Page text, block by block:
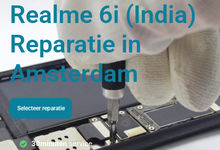
Realme 6i (India)
Reparatie in
Amsterdam
Selecteer reparatie
30minutenservice